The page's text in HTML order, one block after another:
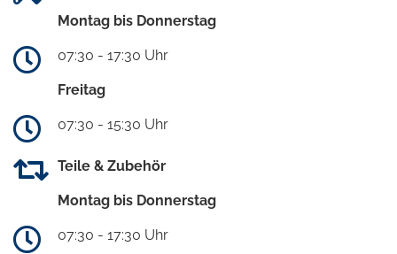
Montag bis Donnerstag
07:30 - 17:30 Uhr
Freitag
07:30 - 15:30 Uhr
Teile & Zubehör
Montag bis Donnerstag
07:30 - 17:30 Uhr